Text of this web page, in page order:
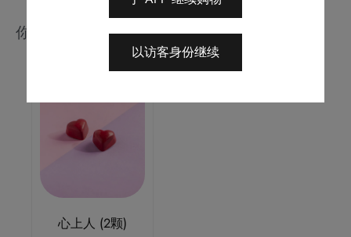
你可能会喜欢
心上人 (2颗)
以访客身份继续